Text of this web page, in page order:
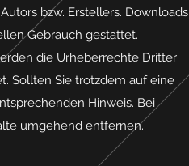
bzw. Erstellers. Downloads
Gebrauch gestattet.
die Urheberrechte Dritter
Sollten Sie trotzdem auf eine
Hinweis. Bei
umgehend entfernen.